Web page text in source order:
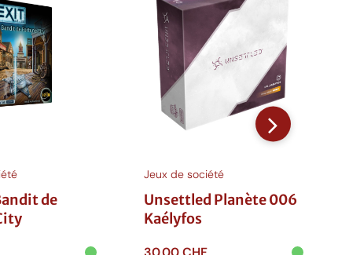
de
Jeux de société
Unsettled Planète 006
Kaélyfos